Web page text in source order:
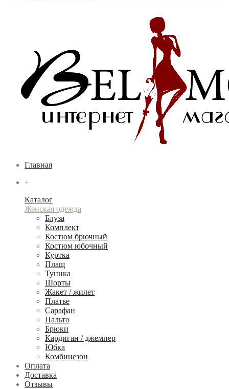
Главная
+
Каталог
Женская одежда
Блуза
Комплект
Костюм брючный
Костюм юбочный
Куртка
Плащ
Туника
Шорты
Жакет / жилет
Платье
Сарафан
Пальто
Брюки
Кардиган / джемпер
Юбка
Комбинезон
Оплата
Доставка
Отзывы